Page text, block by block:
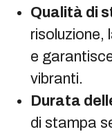
Qualità di
risoluzione,
e
vibranti.
Durata
di stampa